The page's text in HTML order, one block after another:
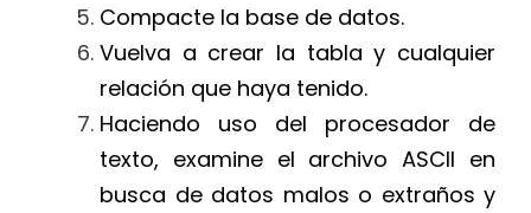
Compacte la base de datos.
Vuelva a crear la tabla y cualquier
relación que haya tenido.
Haciendo uso del procesador de
texto, examine el archivo ASCII en
busca de datos malos o extraños y